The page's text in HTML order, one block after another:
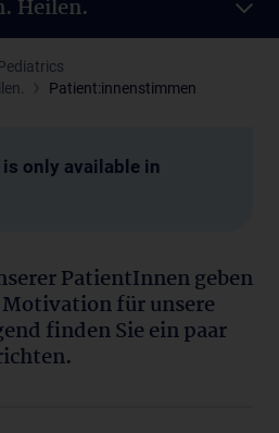
Heilen.
Patient:innenstimmen
only available in
PatientInnen geben
für unsere
finden Sie ein paar